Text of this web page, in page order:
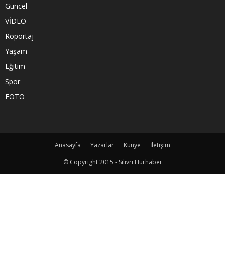
Güncel
VİDEO
Röportaj
Yaşam
Eğitim
Spor
FOTO
Anasayfa Yazarlar Künye
İletişim
© Copyright 2015 - Silivri Hürhaber